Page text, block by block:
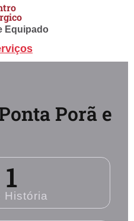
Equipado
Porã e
História
1